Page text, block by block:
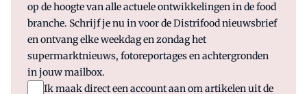
op de hoogte van alle actuele ontwikkelingen in de food
branche. Schrijf je nu in voor de Distrifood nieuwsbrief
en ontvang elke weekdag en zondag het
supermarktnieuws, fotoreportages en achtergronden
in jouw mailbox.
Ik maak direct een account aan om artikelen uit de